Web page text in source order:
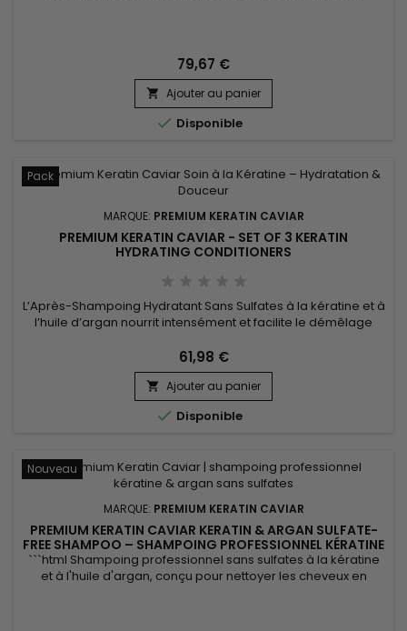
poreux.&nbsp; Protecteur thermique non gras, Nano Hair
Vitamin démêle en douceur,...
79,67 €
 Ajouter au panier
 Disponible
Pack
MARQUE: PREMIUM KERATIN CAVIAR
PREMIUM KERATIN CAVIAR - SET OF 3 KERATIN
HYDRATING CONDITIONERS
L’Après-Shampoing Hydratant Sans Sulfates à la kératine et à
l’huile d’argan nourrit intensément et facilite le démêlage
collagène et aloe vera, il restaure la douceur, la brillance et
la vitalité des cheveux. Idéal pour les cheveux secs, colorés
ou lissés, il répare, protège et discipline la...
61,98 €
 Ajouter au panier
 Disponible
Nouveau
MARQUE: PREMIUM KERATIN CAVIAR
PREMIUM KERATIN CAVIAR KERATIN & ARGAN SULFATE-
FREE SHAMPOO – SHAMPOING PROFESSIONNEL KÉRATINE
HUILE D'ARGAN SANS SULFATES–250ML
```html Shampoing professionnel sans sulfates à la kératine
et à l'huile d'argan, conçu pour nettoyer les cheveux en